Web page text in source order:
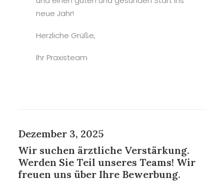
neue Jahr!
Herzliche Grüße,
Ihr Praxisteam
Dezember 3, 2025
Wir suchen ärztliche Verstärkung.
Werden Sie Teil unseres Teams! Wir
freuen uns über Ihre Bewerbung.